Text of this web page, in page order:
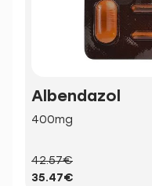
Albendazol
400mg
42.57€
35.47€